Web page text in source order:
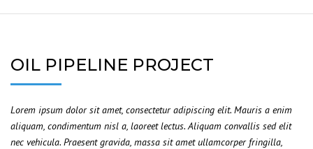
OIL PIPELINE PROJECT
Lorem ipsum dolor sit amet, consectetur adipiscing elit. Mauris a enim
aliquam, condimentum nisl a, laoreet lectus. Aliquam convallis sed elit
nec vehicula. Praesent gravida, massa sit amet ullamcorper fringilla,